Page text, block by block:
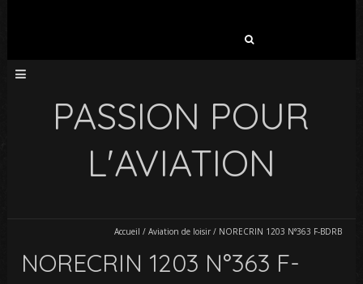
PASSION POUR
L'AVIATION
Accueil / Aviation de loisir/ NORECRIN 1203 N°363 F-BDRB
NORECRIN 1203 N°363 F-